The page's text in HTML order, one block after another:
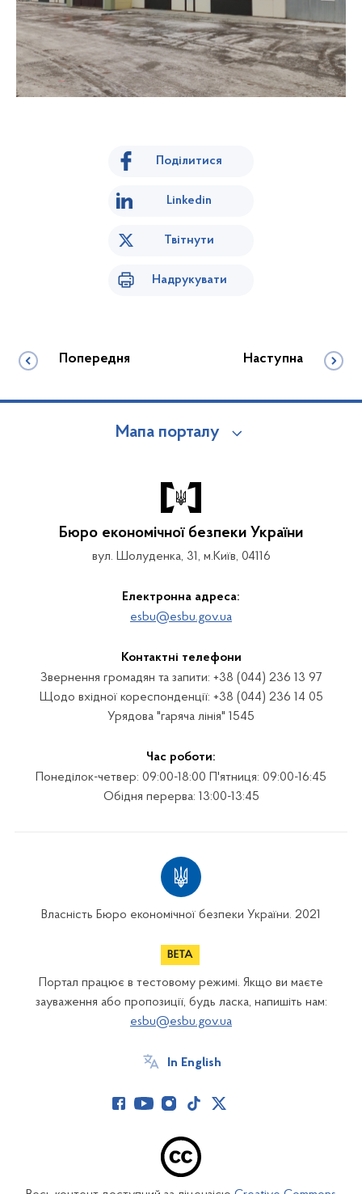
Поділитися
Linkedin
Твітнути
Надрукувати
Попередня Наступна
Мапа порталу
Бюро економічної безпеки України
вул. Шолуденка, 31, м.Київ, 04116
Електронна адреса:
esbu@esbu.gov.ua
Контактні телефони
Звернення громадян та запити: +38 (044) 236 13 97
Щодо вхідної кореспонденції: +38 (044) 236 14 05
Урядова "гаряча лінія" 1545
Час роботи:
Понеділок-четвер: 09:00-18:00 П'ятниця: 09:00-16:45
Обідня перерва: 13:00-13:45
Власність Бюро економічної безпеки України. 2021
Портал працює в тестовому режимі. Якщо ви маєте
зауваження або пропозиції, будь ласка, напишіть нам:
esbu@esbu.gov.ua
In English